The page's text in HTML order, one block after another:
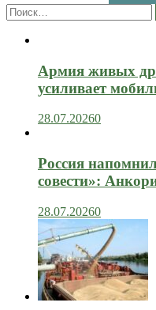
Найти:
Армия живых
усиливает
28.07.20260
Россия
совести»:
28.07.20260